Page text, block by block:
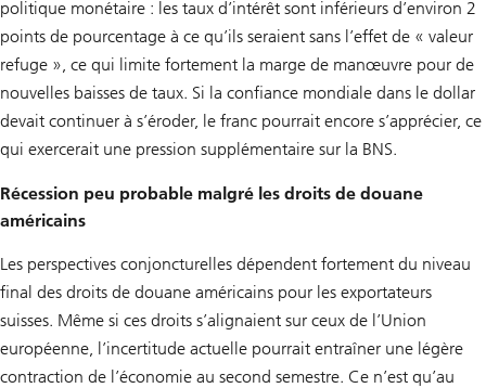
politique monétaire : les taux d’intérêt sont inférieurs d’environ 2
points de pourcentage à ce qu’ils seraient sans l’effet de « valeur
refuge », ce qui limite fortement la marge de manœuvre pour de
nouvelles baisses de taux. Si la confiance mondiale dans le dollar
devait continuer à s’éroder, le franc pourrait encore s’apprécier, ce
qui exercerait une pression supplémentaire sur la BNS.
Récession peu probable malgré les droits de douane
américains
Les perspectives conjoncturelles dépendent fortement du niveau
final des droits de douane américains pour les exportateurs
suisses. Même si ces droits s’alignaient sur ceux de l’Union
européenne, l’incertitude actuelle pourrait entraîner une légère
contraction de l’économie au second semestre. Ce n’est qu’au